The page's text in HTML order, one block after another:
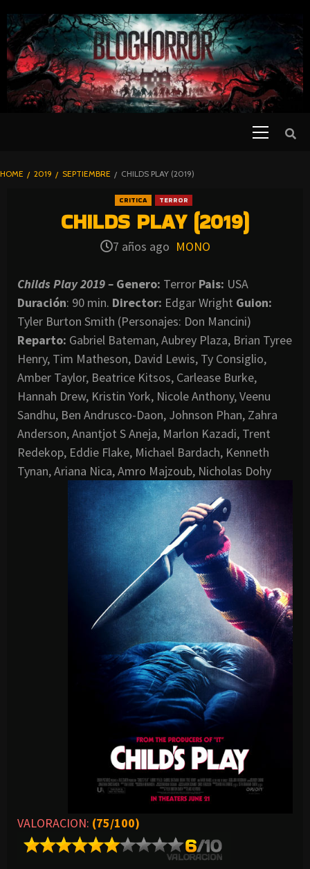
TO
CONTENT
BLOGHORROR
HOME 2019 SEPTIEMBRE CHILDS PLAY (2019)
CRITICA TERROR
CHILDS PLAY (2019)
7 años ago MONO
Childs Play 2019 – Genero: Terror Pais: USA
Duración: 90 min. Director: Edgar Wright Guion:
Tyler Burton Smith (Personajes: Don Mancini)
Reparto: Gabriel Bateman, Aubrey Plaza, Brian Tyree
Henry, Tim Matheson, David Lewis, Ty Consiglio,
Amber Taylor, Beatrice Kitsos, Carlease Burke,
Hannah Drew, Kristin York, Nicole Anthony, Veenu
Sandhu, Ben Andrusco-Daon, Johnson Phan, Zahra
Anderson, Anantjot S Aneja, Marlon Kazadi, Trent
Redekop, Eddie Flake, Michael Bardach, Kenneth
Tynan, Ariana Nica, Amro Majzoub, Nicholas Dohy
VALORACION: (75/100)